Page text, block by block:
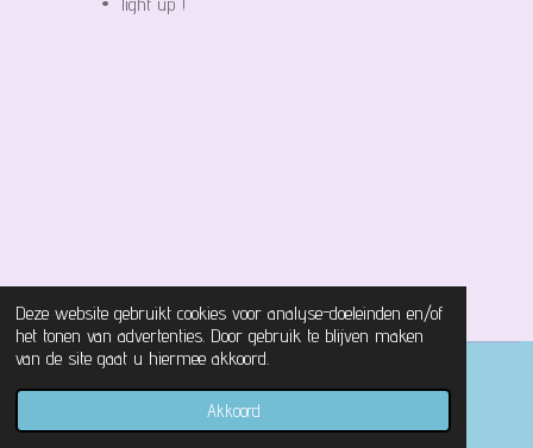
Deze website gebruikt cookies voor analyse-doeleinden en/of
het tonen van advertenties. Door gebruik te blijven maken
van de site gaat u hiermee akkoord.
Akkoord